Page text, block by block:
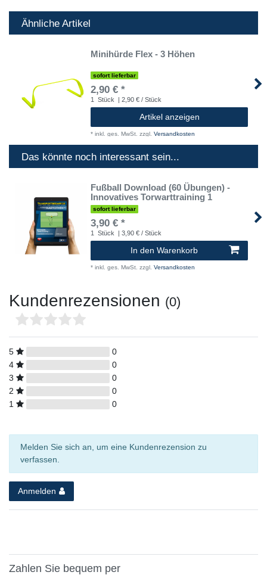
Ähnliche Artikel
Minihürde Flex - 3 Höhen
sofort lieferbar
2,90 € *
1 Stück | 2,90 € / Stück
Artikel anzeigen
* inkl. ges. MwSt. zzgl. Versandkosten
Das könnte noch interessant sein...
Fußball Download (60 Übungen) -
Innovatives Torwarttraining 1
sofort lieferbar
3,90 € *
1 Stück | 3,90 € / Stück
In den Warenkorb
* inkl. ges. MwSt. zzgl. Versandkosten
Kundenrezensionen (0)
5
0
4
0
3
0
2
0
1
0
Melden Sie sich an, um eine Kundenrezension zu
verfassen.
Anmelden
Zahlen Sie bequem per